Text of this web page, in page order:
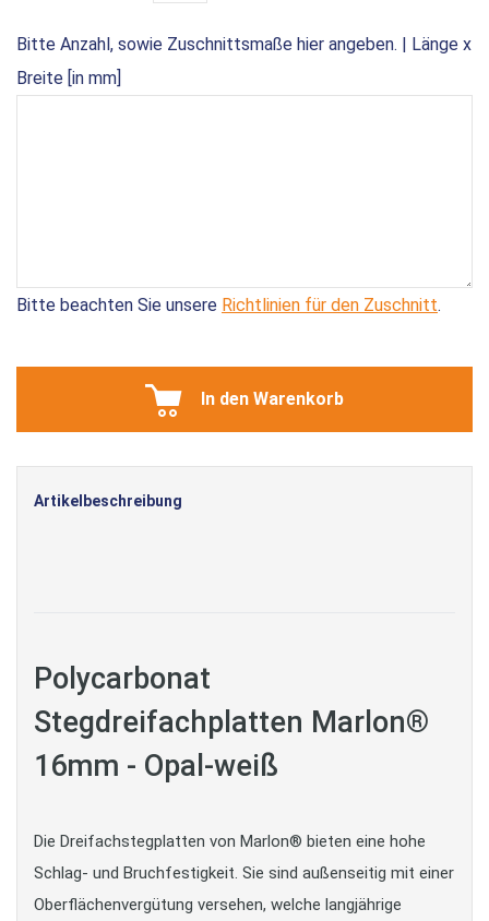
Bitte Anzahl, sowie Zuschnittsmaße hier angeben. | Länge x
Breite [in mm]
Bitte beachten Sie unsere Richtlinien für den Zuschnitt.
In den Warenkorb
Artikelbeschreibung
Polycarbonat
Stegdreifachplatten Marlon®
16mm - Opal-weiß
Die Dreifachstegplatten von Marlon® bieten eine hohe
Schlag- und Bruchfestigkeit. Sie sind außenseitig mit einer
Oberflächenvergütung versehen, welche langjährige